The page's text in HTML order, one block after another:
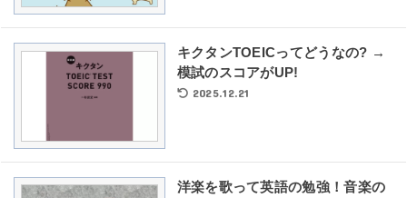
キクタンTOEICってどうなの? →
模試のスコアがUP!
2025.12.21
洋楽を歌って英語の勉強！音楽の